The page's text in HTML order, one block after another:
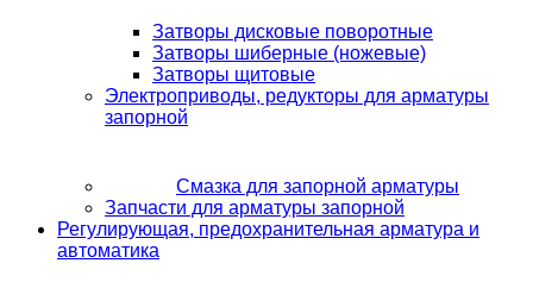
Затворы дисковые поворотные
Затворы шиберные (ножевые)
Затворы щитовые
Электроприводы, редукторы для арматуры
запорной
Смазка для запорной арматуры
Запчасти для арматуры запорной
Регулирующая, предохранительная арматура и
автоматика